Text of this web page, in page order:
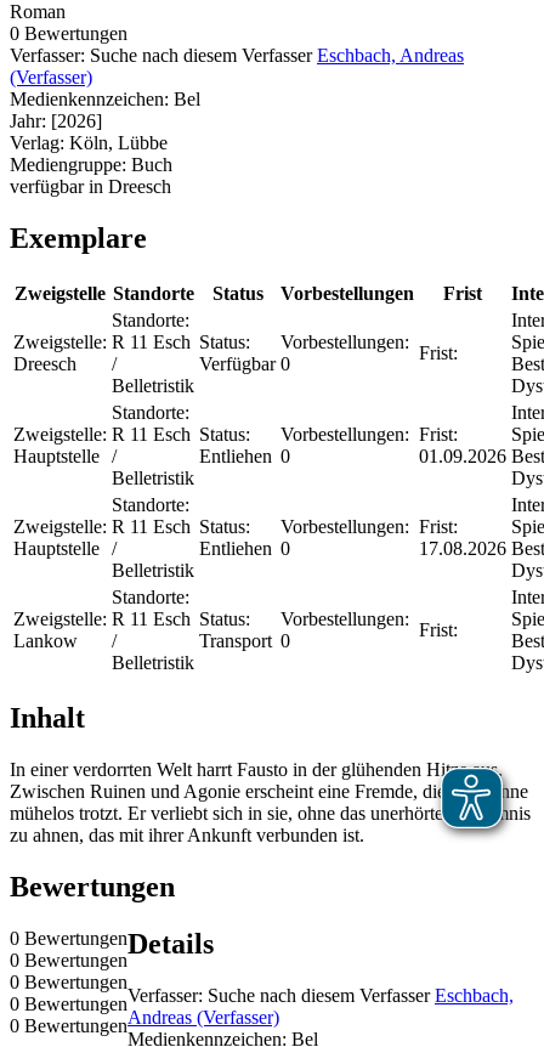
Roman
0 Bewertungen
Verfasser: Suche nach diesem Verfasser Eschbach, Andreas
(Verfasser)
Medienkennzeichen: Bel
Jahr: [2026]
Verlag: Köln, Lübbe
Mediengruppe: Buch
verfügbar in Dreesch
Exemplare
Zweigstelle Standorte Status Vorbestellungen Frist
Zweigstelle:
Dreesch
Standorte:
R 11 Esch
/
Belletristik
Status:
Verfügbar
Vorbestellungen:
0
Frist:
Zweigstelle:
Hauptstelle
Standorte:
R 11 Esch
/
Belletristik
Status:
Entliehen
Vorbestellungen:
0
Frist:
01.09.2026
Zweigstelle:
Hauptstelle
Standorte:
R 11 Esch
/
Belletristik
Status:
Entliehen
Vorbestellungen:
0
Frist:
17.08.2026
Zweigstelle:
Lankow
Standorte:
R 11 Esch
/
Belletristik
Status:
Transport
Vorbestellungen:
0
Frist:
Inhalt
In einer verdorrten Welt harrt Fausto in der glühenden Hitze aus.
Zwischen Ruinen und Agonie erscheint eine Fremde, die der Sonne
mühelos trotzt. Er verliebt sich in sie, ohne das unerhörte Geheimnis
zu ahnen, das mit ihrer Ankunft verbunden ist.
Bewertungen
0 Bewertungen
0 Bewertungen
0 Bewertungen
0 Bewertungen
0 Bewertungen
Details
Verfasser: Suche nach diesem Verfasser Eschbach,
Andreas (Verfasser)
Medienkennzeichen: Bel